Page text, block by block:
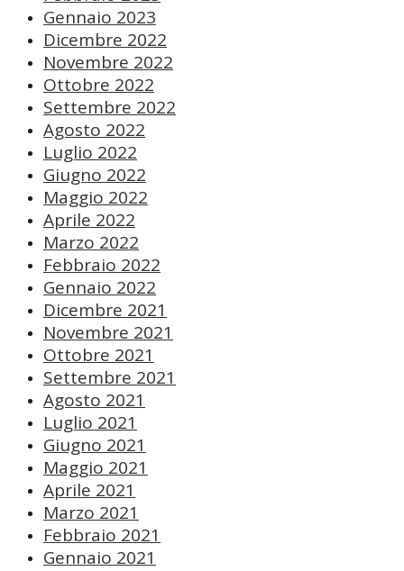
Gennaio 2023
Dicembre 2022
Novembre 2022
Ottobre 2022
Settembre 2022
Agosto 2022
Luglio 2022
Giugno 2022
Maggio 2022
Aprile 2022
Marzo 2022
Febbraio 2022
Gennaio 2022
Dicembre 2021
Novembre 2021
Ottobre 2021
Settembre 2021
Agosto 2021
Luglio 2021
Giugno 2021
Maggio 2021
Aprile 2021
Marzo 2021
Febbraio 2021
Gennaio 2021